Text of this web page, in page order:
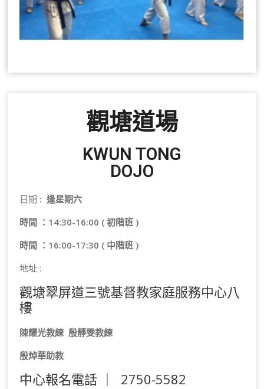
觀塘道場
KWUN TONG
DOJO
日期 : 逢星期六
時間 ：14:30-16:00 ( 初階班 )
時間 ：16:00-17:30 ( 中階班 )
地址 :
觀塘翠屏道三號基督教家庭服務中心八
樓
陳耀光教練 殷靜雯教練
殷焯華助教
中心報名電話 ｜ 2750-5582